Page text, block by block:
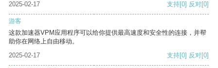
2025-02-17
支持[0] 反对[0]
游客
这款加速器VPM应用程序可以给你提供最高速度和安全性的连接，并帮
助你在网络上自由移动。
2025-02-17
支持[0] 反对[0]